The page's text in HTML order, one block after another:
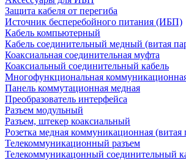
Защита кабеля от перегиба
Источник бесперебойного питания (ИБП)
Кабель компьютерный
Кабель соединительный медный (витая
Коаксиальная соединительная муфта
Коаксиальный соединительный кабель
Многофункциональная
Панель коммутационная медная
Преобразователь интерфейса
Разъем модульный
Разъем, штекер коаксиальный
Розетка медная коммуникационная (витая
Телекоммуникационный разъем
Телекоммуникацонный соединительный